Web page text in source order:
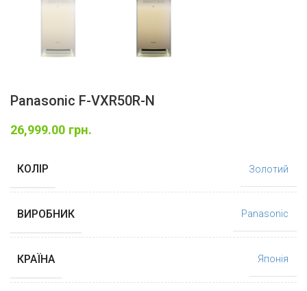
Panasonic F-VXR50R-N
26,999.00 грн.
КОЛІР Золотий
ВИРОБНИК Panasonic
КРАЇНА Японія